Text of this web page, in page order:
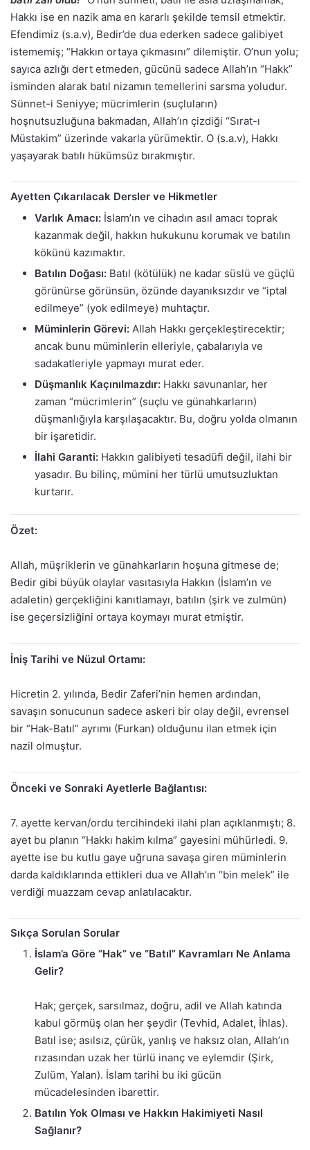
Hakkı ise en nazik ama en kararlı şekilde temsil etmektir.
Efendimiz (s.a.v), Bedir’de dua ederken sadece galibiyet
istememiş; “Hakkın ortaya çıkmasını” dilemiştir. O’nun yolu;
sayıca azlığı dert etmeden, gücünü sadece Allah’ın “Hakk”
isminden alarak batıl nizamın temellerini sarsma yoludur.
Sünnet-i Seniyye; mücrimlerin (suçluların)
hoşnutsuzluğuna bakmadan, Allah’ın çizdiği “Sırat-ı
Müstakim” üzerinde vakarla yürümektir. O (s.a.v), Hakkı
yaşayarak batılı hükümsüz bırakmıştır.
Ayetten Çıkarılacak Dersler ve Hikmetler
Varlık Amacı: İslam’ın ve cihadın asıl amacı toprak
kazanmak değil, hakkın hukukunu korumak ve batılın
kökünü kazımaktır.
Batılın Doğası: Batıl (kötülük) ne kadar süslü ve güçlü
görünürse görünsün, özünde dayanıksızdır ve “iptal
edilmeye” (yok edilmeye) muhtaçtır.
Müminlerin Görevi: Allah Hakkı gerçekleştirecektir;
ancak bunu müminlerin elleriyle, çabalarıyla ve
sadakatleriyle yapmayı murat eder.
Düşmanlık Kaçınılmazdır: Hakkı savunanlar, her
zaman “mücrimlerin” (suçlu ve günahkarların)
düşmanlığıyla karşılaşacaktır. Bu, doğru yolda olmanın
bir işaretidir.
İlahi Garanti: Hakkın galibiyeti tesadüfi değil, ilahi bir
yasadır. Bu bilinç, mümini her türlü umutsuzluktan
kurtarır.
Özet:
Allah, müşriklerin ve günahkarların hoşuna gitmese de;
Bedir gibi büyük olaylar vasıtasıyla Hakkın (İslam’ın ve
adaletin) gerçekliğini kanıtlamayı, batılın (şirk ve zulmün)
ise geçersizliğini ortaya koymayı murat etmiştir.
İniş Tarihi ve Nüzul Ortamı:
Hicretin 2. yılında, Bedir Zaferi’nin hemen ardından,
savaşın sonucunun sadece askeri bir olay değil, evrensel
bir “Hak-Batıl” ayrımı (Furkan) olduğunu ilan etmek için
nazil olmuştur.
Önceki ve Sonraki Ayetlerle Bağlantısı:
7. ayette kervan/ordu tercihindeki ilahi plan açıklanmıştı; 8.
ayet bu planın “Hakkı hakim kılma” gayesini mühürledi. 9.
ayette ise bu kutlu gaye uğruna savaşa giren müminlerin
darda kaldıklarında ettikleri dua ve Allah’ın “bin melek” ile
verdiği muazzam cevap anlatılacaktır.
Sıkça Sorulan Sorular
İslam’a Göre “Hak” ve “Batıl” Kavramları Ne Anlama
Gelir?
Hak; gerçek, sarsılmaz, doğru, adil ve Allah katında
kabul görmüş olan her şeydir (Tevhid, Adalet, İhlas).
Batıl ise; asılsız, çürük, yanlış ve haksız olan, Allah’ın
rızasından uzak her türlü inanç ve eylemdir (Şirk,
Zulüm, Yalan). İslam tarihi bu iki gücün
mücadelesinden ibarettir.
Batılın Yok Olması ve Hakkın Hakimiyeti Nasıl
Sağlanır?